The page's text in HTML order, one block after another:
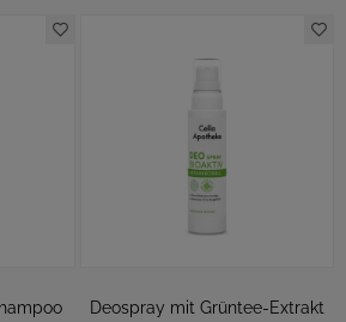
Deospray mit Grüntee-Extrakt